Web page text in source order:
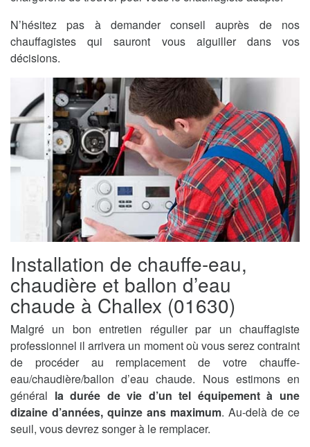
N’hésitez pas à demander conseil auprès de nos
chauffagistes qui sauront vous aiguiller dans vos
décisions.
Installation de chauffe-eau,
chaudière et ballon d’eau
chaude à Challex (01630)
Malgré un bon entretien régulier par un chauffagiste
professionnel il arrivera un moment où vous serez contraint
de procéder au remplacement de votre chauffe-
eau/chaudière/ballon d’eau chaude. Nous estimons en
général la durée de vie d’un tel équipement à une
dizaine d’années, quinze ans maximum. Au-delà de ce
seuil, vous devrez songer à le remplacer.